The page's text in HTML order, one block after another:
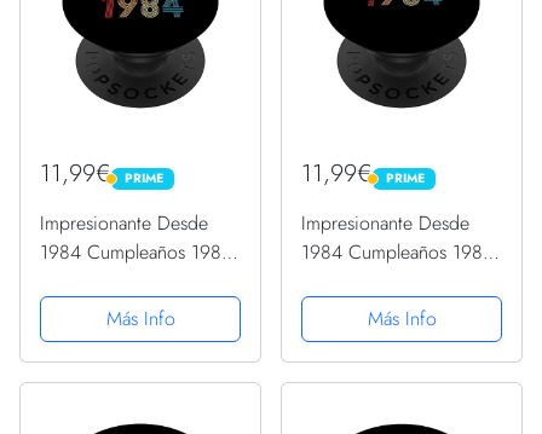
11,99€ PRIME
PRIME
Impresionante Desde
1984 Cumpleaños 1984
PopSockets PopGrip
Intercambiable
Más Info
11,99€ PRIME
PRIME
Impresionante Desde
1984 Cumpleaños 1984
PopSockets PopGrip
Intercambiable
Más Info